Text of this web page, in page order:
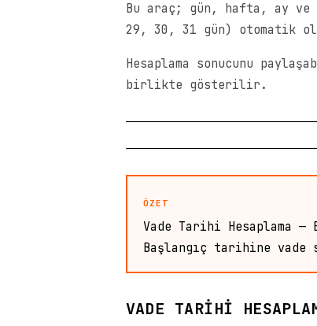
Bu araç; gün, hafta, ay
29, 30, 31 gün) otomatik
Hesaplama sonucunu
birlikte gösterilir.
ÖZET
Vade Tarihi Hesaplama
Başlangıç tarihine
VADE TARIHI